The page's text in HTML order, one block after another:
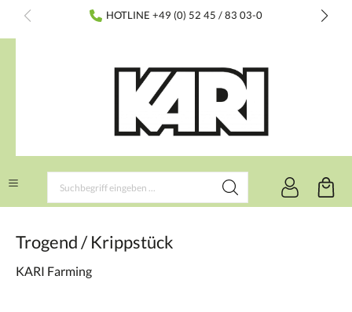
springen HOTLINE +49 (0) 52 45 / 83 03-0
Trogend / Krippstück
KARI Farming